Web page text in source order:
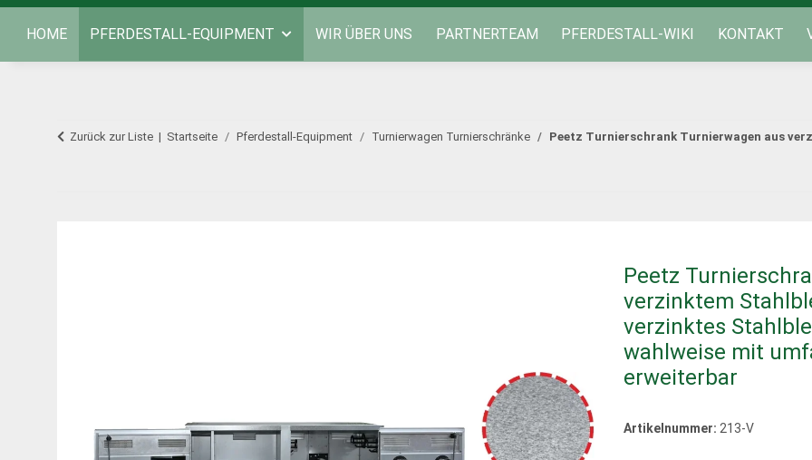
HOME PFERDESTALL-EQUIPMENT WIR ÜBER UNS PARTNERTEAM PFERDESTALL-WIKI KONTAKT
Zurück zur Liste Startseite Pferdestall-Equipment Turnierwagen Turnierschränke Peetz Turnierschrank Turnierwagen aus
Peetz
verzinktem
verzinktes
wahlweise mit
erweiterbar
Artikelnummer: 213-V